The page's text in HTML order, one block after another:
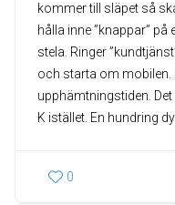
kommer till släpet så
hålla inne ”knappar”
stela. Ringer
och starta om mobilen.
upphämtningstiden.
K istället. En hundring
0